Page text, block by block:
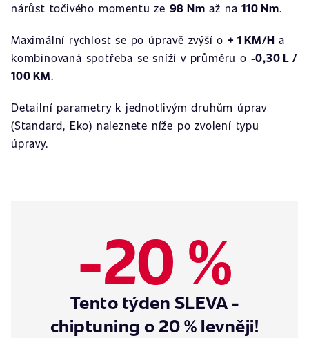
nárůst točivého momentu ze 98 Nm až na110 Nm.
Maximální rychlost se po úpravě zvýší o + 1 KM/H a
kombinovaná spotřeba se sníží v průměru o -0,30 L /
100 KM.
Detailní parametry k jednotlivým druhům úprav
(Standard, Eko) naleznete níže po zvolení typu
úpravy.
-20 %
Tento týden SLEVA -
chiptuning o 20 % levněji!